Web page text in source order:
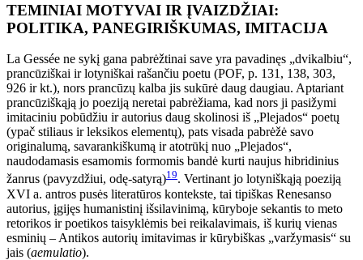
TEMINIAI MOTYVAI IR ĮVAIZDŽIAI:
POLITIKA, PANEGIRIŠKUMAS, IMITACIJA
La Gessée ne sykį gana pabrėžtinai save yra pavadinęs „dvikalbiu“,
prancūziškai ir lotyniškai rašančiu poetu (POF, p. 131, 138, 303,
926 ir kt.), nors prancūzų kalba jis sukūrė daug daugiau. Aptariant
prancūziškąją jo poeziją neretai pabrėžiama, kad nors ji pasižymi
imitaciniu pobūdžiu ir autorius daug skolinosi iš „Plejados“ poetų
(ypač stiliaus ir leksikos elementų), pats visada pabrėžė savo
originalumą, savarankiškumą ir atotrūkį nuo „Plejados“,
naudodamasis esamomis formomis bandė kurti naujus hibridinius
žanrus (pavyzdžiui, odę-satyrą)19. Vertinant jo lotyniškąją poeziją
XVI a. antros pusės literatūros kontekste, tai tipiškas Renesanso
autorius, įgijęs humanistinį išsilavinimą, kūryboje sekantis to meto
retorikos ir poetikos taisyklėmis bei reikalavimais, iš kurių vienas
esminių – Antikos autorių imitavimas ir kūrybiškas „varžymasis“ su
jais (aemulatio).